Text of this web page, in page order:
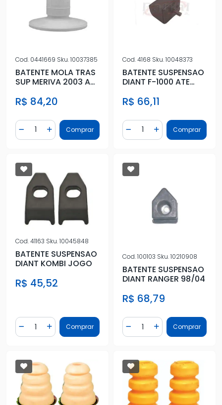
Cod. 0441669 Sku.10037385
BATENTE MOLA TRAS
SUP MERIVA 2003 A
R$ 84,20
Diminuir Quantidade
Quantidade
Adicionar Quantidade
Comprar
Cod.4168 Sku.10048373
BATENTE SUSPENSAO
DIANT F-1000 ATE
R$ 66,11
Diminuir Quantidade
Quantidade
AdicionarComprar
Cod.41163 Sku.10045848
BATENTE SUSPENSAO
DIANT KOMBI JOGO
R$ 45,52
Diminuir Quantidade
Quantidade
Adicionar Quantidade
Comprar
Cod.100103 Sku.10210908
BATENTE SUSPENSAO
DIANT RANGER 98/04
R$ 68,79
Diminuir Quantidade
Quantidade
AdicionarComprar